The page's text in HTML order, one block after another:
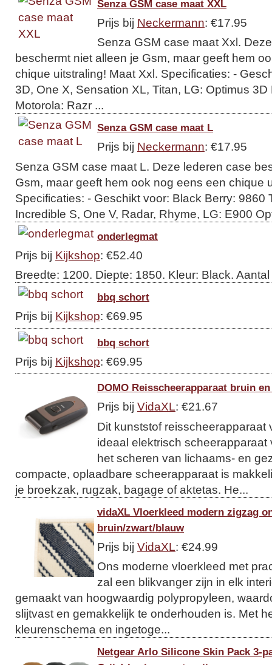
Senza GSM case maat XXL
Prijs bij Neckermann: €17.95
Senza GSM case maat Xxl.
beschermt niet alleen je Gsm, maar geeft hem
chique uitstraling! Maat Xxl. Specificaties: -
3D, One X, Sensation XL, Titan, LG: Optimus
Motorola: Razr ...
Senza GSM case maat L
Prijs bij Neckermann: €17.95
Senza GSM case maat L. Deze lederen case
Gsm, maar geeft hem ook nog eens een chique
Specificaties: - Geschikt voor: Black Berry: 9860
Incredible S, One V, Radar, Rhyme, LG: E900
onderlegmat
Prijs bij Kijkshop: €52.40
Breedte: 1200. Diepte: 1850. Kleur: Black.
bbq schort
Prijs bij Kijkshop: €69.95
bbq schort
Prijs bij Kijkshop: €69.95
DOMO Reisscheerapparaat bruin
Prijs bij VidaXL: €21.67
Dit kunststof reisscheerapparaat
ideaal elektrisch
het scheren van lichaams- en
compacte, oplaadbare scheerapparaat is
je broekzak, rugzak, bagage of aktetas. He...
vidaXL Vloerkleed modern zigzag
bruin/zwart/blauw
Prijs bij VidaXL: €24.99
Ons moderne vloerkleed met
zal een blikvanger zijn in elk
gemaakt van hoogwaardig polypropyleen,
slijtvast en gemakkelijk te onderhouden is. Met
kleurenschema en ingetoge...
Netgear Arlo Silicone Skin Pack 3-